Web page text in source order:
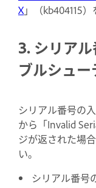
X」（kb404115
3. シリア
ブルシュー
シリアル番号の
から「Invalid
ジが返された場
い。
シリアル番号